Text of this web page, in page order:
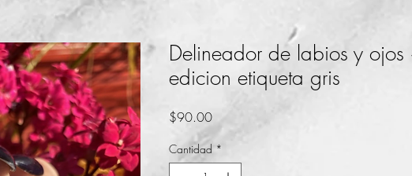
Delineador de labios y
edicion etiqueta gris
$90.00Precio
Cantidad *